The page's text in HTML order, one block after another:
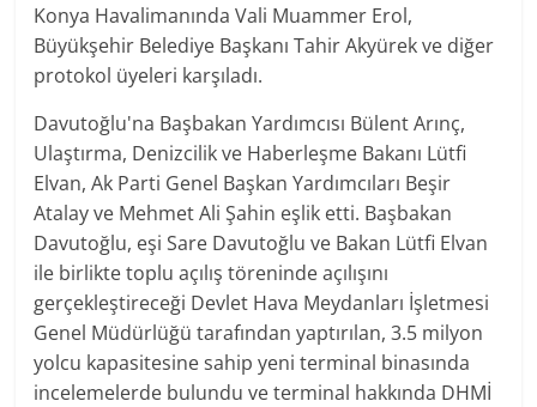
Konya Havalimanında Vali Muammer Erol,
Büyükşehir Belediye Başkanı Tahir Akyürek ve diğer
protokol üyeleri karşıladı.
Davutoğlu'na Başbakan Yardımcısı Bülent Arınç,
Ulaştırma, Denizcilik ve Haberleşme Bakanı Lütfi
Elvan, Ak Parti Genel Başkan Yardımcıları Beşir
Atalay ve Mehmet Ali Şahin eşlik etti. Başbakan
Davutoğlu, eşi Sare Davutoğlu ve Bakan Lütfi Elvan
ile birlikte toplu açılış töreninde açılışını
gerçekleştireceği Devlet Hava Meydanları İşletmesi
Genel Müdürlüğü tarafından yaptırılan, 3.5 milyon
yolcu kapasitesine sahip yeni terminal binasında
incelemelerde bulundu ve terminal hakkında DHMİ